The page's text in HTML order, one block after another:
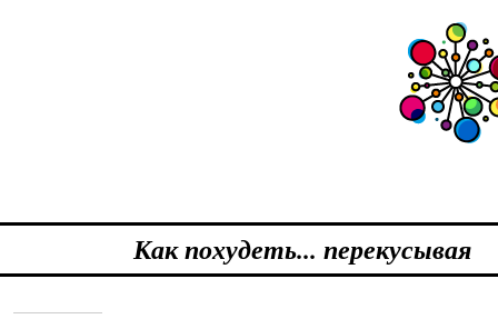
Как похудеть... перекусывая